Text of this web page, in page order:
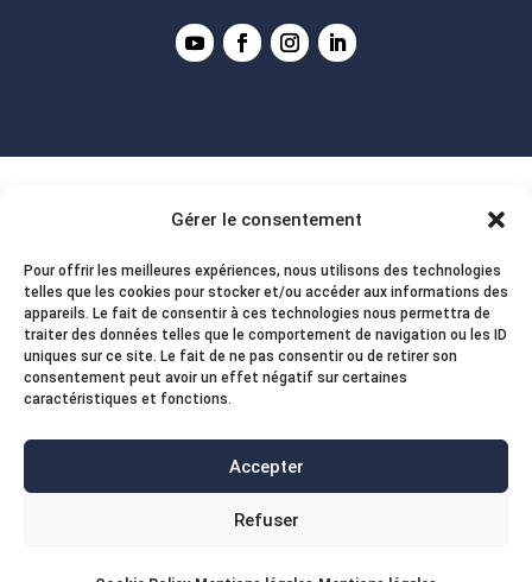
Gérer le consentement
Pour offrir les meilleures expériences, nous utilisons des technologies
telles que les cookies pour stocker et/ou accéder aux informations des
appareils. Le fait de consentir à ces technologies nous permettra de
traiter des données telles que le comportement de navigation ou les ID
uniques sur ce site. Le fait de ne pas consentir ou de retirer son
consentement peut avoir un effet négatif sur certaines
caractéristiques et fonctions.
Accepter
Refuser